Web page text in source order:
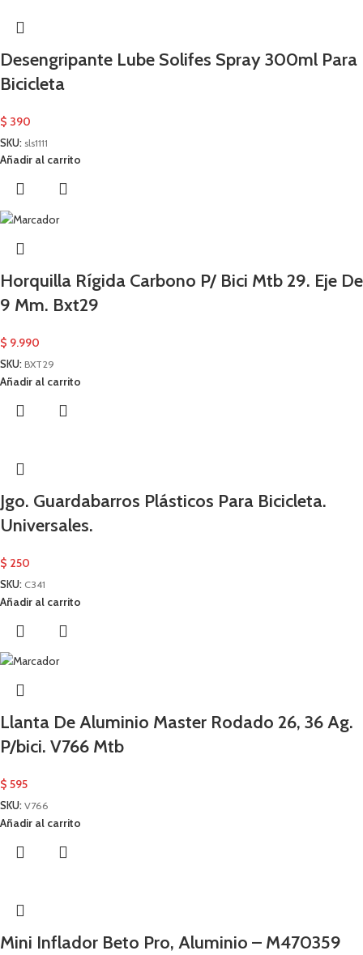
Desengripante Lube Solifes Spray 300ml Para
Bicicleta
$ 390
SKU: sls1111
Añadir al carrito
Horquilla Rígida Carbono P/ Bici Mtb 29. Eje De
9 Mm. Bxt29
$ 9.990
SKU: BXT29
Añadir al carrito
Jgo. Guardabarros Plásticos Para Bicicleta.
Universales.
$ 250
SKU: C341
Añadir al carrito
Llanta De Aluminio Master Rodado 26, 36 Ag.
P/bici. V766 Mtb
$ 595
SKU: V766
Añadir al carrito
Mini Inflador Beto Pro, Aluminio – M470359